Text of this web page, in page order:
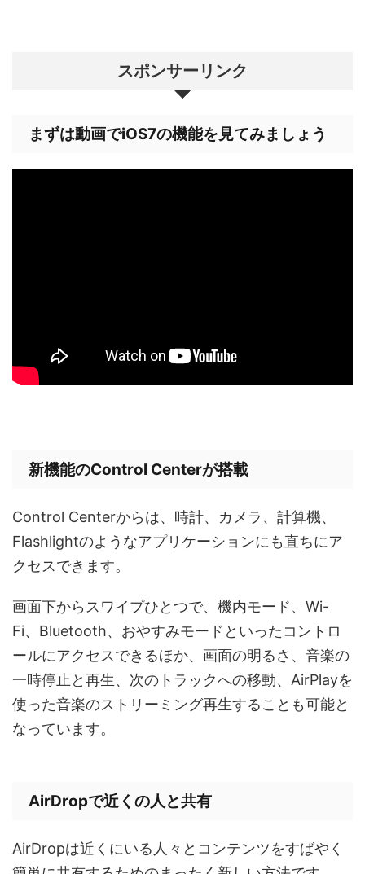
スポンサーリンク
まずは動画でiOS7の機能を見てみましょう
新機能のControl Centerが搭載
Control Centerからは、時計、カメラ、計算機、
Flashlightのようなアプリケーションにも直ちにア
クセスできます。
画面下からスワイプひとつで、機内モード、Wi-
Fi、Bluetooth、おやすみモードといったコントロ
ールにアクセスできるほか、画面の明るさ、音楽の
一時停止と再生、次のトラックへの移動、AirPlayを
使った音楽のストリーミング再生することも可能と
なっています。
AirDropで近くの人と共有
AirDropは近くにいる人々とコンテンツをすばやく